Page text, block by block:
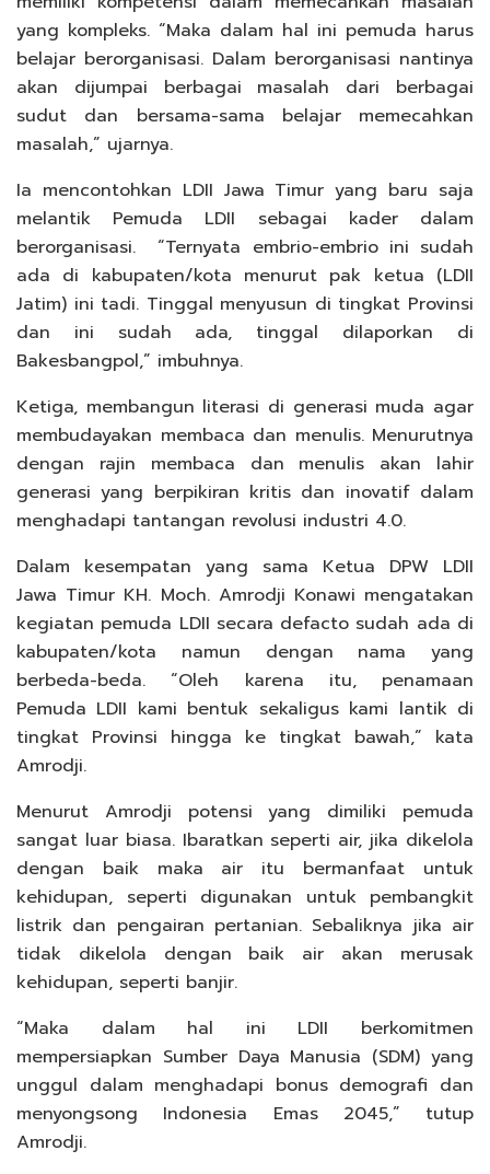
yang kompleks. “Maka dalam hal ini pemuda harus
belajar berorganisasi. Dalam berorganisasi nantinya
akan dijumpai berbagai masalah dari berbagai
sudut dan bersama-sama belajar memecahkan
masalah,” ujarnya.
Ia mencontohkan LDII Jawa Timur yang baru saja
melantik Pemuda LDII sebagai kader dalam
berorganisasi. “Ternyata embrio-embrio ini sudah
ada di kabupaten/kota menurut pak ketua (LDII
Jatim) ini tadi. Tinggal menyusun di tingkat Provinsi
dan ini sudah ada, tinggal dilaporkan di
Bakesbangpol,” imbuhnya.
Ketiga, membangun literasi di generasi muda agar
membudayakan membaca dan menulis. Menurutnya
dengan rajin membaca dan menulis akan lahir
generasi yang berpikiran kritis dan inovatif dalam
menghadapi tantangan revolusi industri 4.0.
Dalam kesempatan yang sama Ketua DPW LDII
Jawa Timur KH. Moch. Amrodji Konawi mengatakan
kegiatan pemuda LDII secara defacto sudah ada di
kabupaten/kota namun dengan nama yang
berbeda-beda. “Oleh karena itu, penamaan
Pemuda LDII kami bentuk sekaligus kami lantik di
tingkat Provinsi hingga ke tingkat bawah,” kata
Amrodji.
Menurut Amrodji potensi yang dimiliki pemuda
sangat luar biasa. Ibaratkan seperti air, jika dikelola
dengan baik maka air itu bermanfaat untuk
kehidupan, seperti digunakan untuk pembangkit
listrik dan pengairan pertanian. Sebaliknya jika air
tidak dikelola dengan baik air akan merusak
kehidupan, seperti banjir.
“Maka dalam hal ini LDII berkomitmen
mempersiapkan Sumber Daya Manusia (SDM) yang
unggul dalam menghadapi bonus demografi dan
menyongsong Indonesia Emas 2045,” tutup
Amrodji.